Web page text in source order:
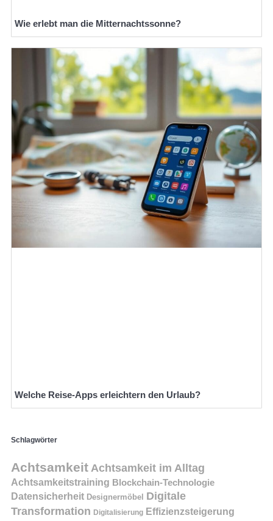
Wie erlebt man die Mitternachtssonne?
Welche Reise-Apps erleichtern den Urlaub?
Schlagwörter
Achtsamkeit Achtsamkeit im Alltag
Achtsamkeitstraining Blockchain-Technologie
Datensicherheit Designermöbel
Digitale
Transformation Digitalisierung Effizienzsteigerung